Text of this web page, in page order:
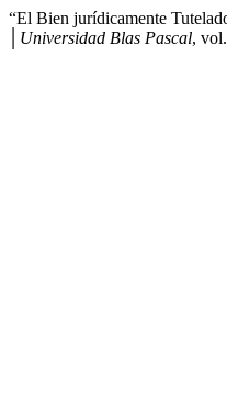
“El Bien jurídicamente
│Universidad Blas Pascal,